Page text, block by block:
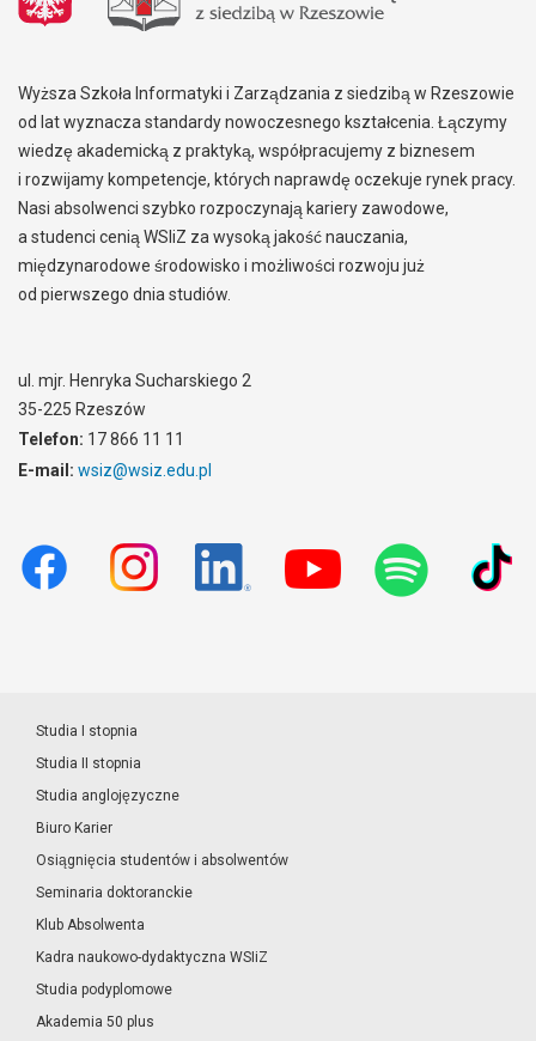
Wyższa Szkoła Informatyki i Zarządzania z siedzibą w Rzeszowie
od lat wyznacza standardy nowoczesnego kształcenia. Łączymy
wiedzę akademicką z praktyką, współpracujemy z biznesem
i rozwijamy kompetencje, których naprawdę oczekuje rynek pracy.
Nasi absolwenci szybko rozpoczynają kariery zawodowe,
a studenci cenią WSIiZ za wysoką jakość nauczania,
międzynarodowe środowisko i możliwości rozwoju już
od pierwszego dnia studiów.
ul. mjr. Henryka Sucharskiego 2
35-225 Rzeszów
Telefon: 17 866 11 11
E-mail: wsiz@wsiz.edu.pl
Studia I stopnia
Studia II stopnia
Studia anglojęzyczne
Biuro Karier
Osiągnięcia studentów i absolwentów
Seminaria doktoranckie
Klub Absolwenta
Kadra naukowo-dydaktyczna WSIiZ
Studia podyplomowe
Akademia 50 plus